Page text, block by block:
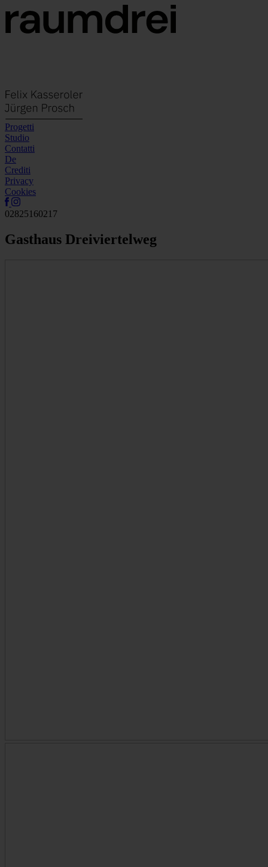
Progetti
Studio
Contatti
De
Crediti
Privacy
Cookies
02825160217
Gasthaus Dreiviertelweg